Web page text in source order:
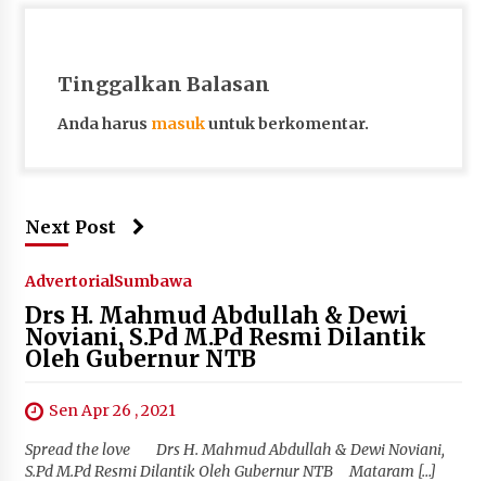
Tinggalkan Balasan
Anda harus masukuntuk berkomentar.
Next Post
AdvertorialSumbawa
Drs H. Mahmud Abdullah & Dewi
Noviani, S.Pd M.Pd Resmi Dilantik
Oleh Gubernur NTB
Sen Apr 26 , 2021
Spread the love Drs H. Mahmud Abdullah & Dewi Noviani,
S.Pd M.Pd Resmi Dilantik Oleh Gubernur NTB Mataram […]